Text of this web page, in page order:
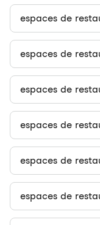
espaces de
espaces de
espaces de
espaces de
espaces de
espaces de